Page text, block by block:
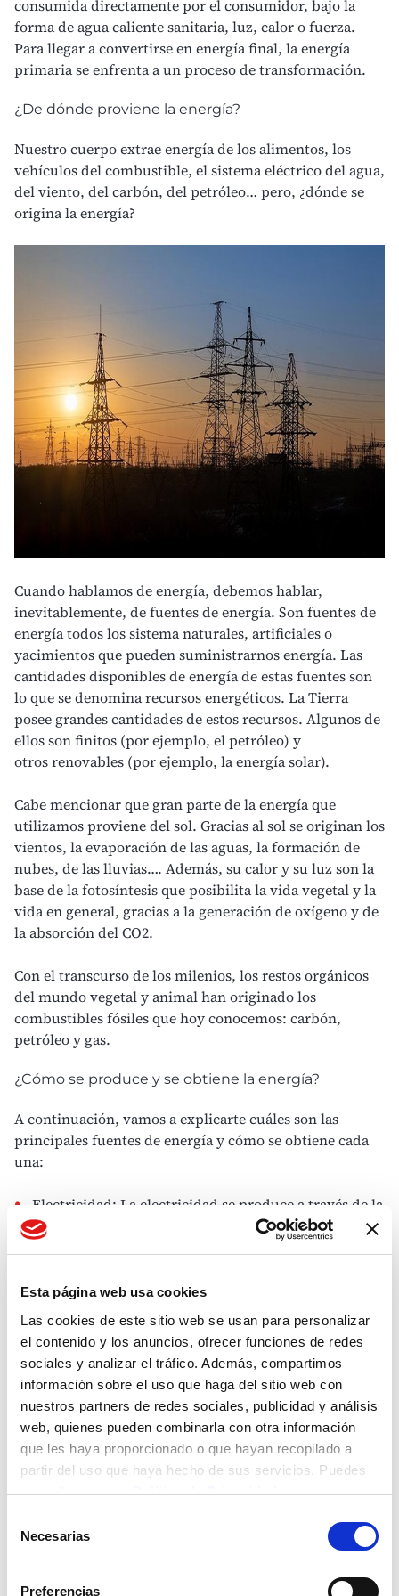
Esta página web usa cookies
Las cookies de este sitio web se usan para personalizar
el contenido y los anuncios, ofrecer funciones de redes
sociales y analizar el tráfico. Además, compartimos
información sobre el uso que haga del sitio web con
nuestros partners de redes sociales, publicidad y análisis
web, quienes pueden combinarla con otra información
que les haya proporcionado o que hayan recopilado a
partir del uso que haya hecho de sus servicios. Puedes
consultar nuestraPolítica de Privacidad
Necesarias
Preferencias
consumida directamente por elconsumidor, bajo la
forma de agua caliente sanitaria, luz, calor o fuerza.
Para llegar a convertirse en energía final, la energía
primaria se enfrenta a un proceso de transformación.
¿De dónde proviene la energía?
Nuestro cuerpo extrae energía de los alimentos, los
vehículos delcombustible, el sistema eléctrico del agua,
del viento, del carbón, del petróleo… pero, ¿dónde se
origina la energía?
Cuando hablamos de energía, debemos hablar,
inevitablemente, defuentes de energía. Son fuentes de
energía todos los sistema naturales, artificiales o
yacimientos que pueden suministrarnos energía. Las
cantidades disponibles de energía de estas fuentes son
lo que se denomina recursos energéticos. La Tierra
posee grandes cantidades de estos recursos. Algunos de
ellos son finitos (por ejemplo, el petróleo) y
otrosrenovables (por ejemplo, la energía solar).
Cabe mencionar que gran parte de la energía que
utilizamos proviene del sol. Gracias al sol se originan los
vientos, la evaporación de las aguas, la formación de
nubes, de las lluvias…. Además, su calor y su luz son la
base de la fotosíntesis que posibilita la vida vegetal y la
vida en general, gracias a la generación de oxígeno y de
la absorción delCO2.
Con el transcurso de los milenios, los restos orgánicos
del mundo vegetal y animal han originado los
combustibles fósiles que hoy conocemos: carbón,
petróleo y gas.
¿Cómo se produce y se obtiene la energía?
A continuación, vamos a explicarte cuáles son las
principales fuentes de energía y cómo se obtiene cada
una:
Electricidad: La electricidad se produce a través de la
diferencia de potencial eléctrico entre dos puntos
determinados, cuando estos entran en contacto a
provoca corrientes eléctricas que transportan
energía. Generalmente, la
consumimos en la vida cotidiana proviene de una red
eléctrica y se transforma en energía lumínica,
mecánica o térmica. Es, por tanto, una energía
Gas : Procede de la materia orgánica depositada en los
estratos rocosos del subsuelo. Con los años, esta
materia alcanza una forma gaseosa y se convierte en
combustibles más importantes del mercado. Se
comercializan varios tipos de gases:
gas natural,gas
(GNL),autogas